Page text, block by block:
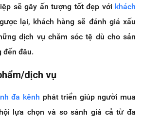
sẽ gây ấn tượng tốt đẹp với khách
lại, khách hàng sẽ đánh giá xấu
dịch vụ chăm sóc tệ dù cho sản
đến đâu.
dịch vụ
đa kênh phát triển giúp người mua
lựa chọn và so sánh giá cả từ đa